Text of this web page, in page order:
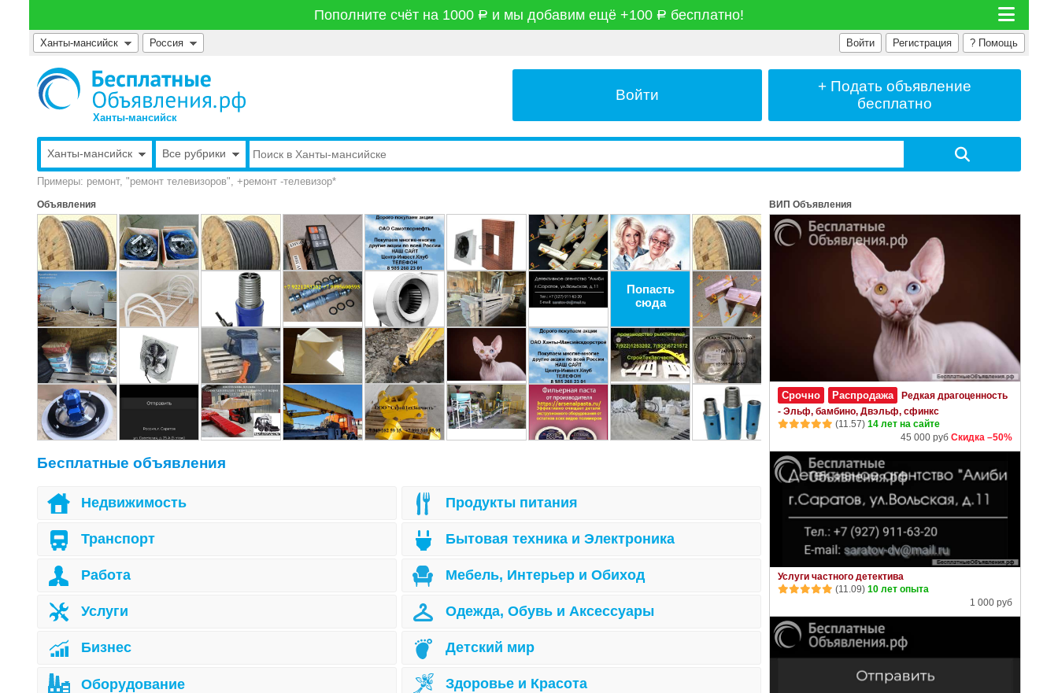
Пополните счёт на 1000 руб и мы добавим ещё +100 руб бесплатно!
Ханты-мансийск Россия ? Помощь
Регистрация
Войти
Ханты-мансийск
Войти
+ Подать объявление
бесплатно
Ханты-мансийск Все рубрики
Примеры: ремонт, "ремонт телевизоров", +ремонт -телевизор*
Объявления
Попасть
сюда
Бесплатные объявления
Недвижимость
Транспорт
Работа
Услуги
Бизнес
Оборудование
Продукты питания
Бытовая техника и Электроника
Мебель, Интерьер и Обиход
Одежда, Обувь и Аксессуары
Детский мир
Здоровье и Красота
ВИП Объявления
Срочно Распродажа
Редкая драгоценность
- Эльф, бамбино, Двэльф, сфинкс
(11.57) 14 лет на сайте
45 000 руб Скидка –50%
Услуги частного детектива
(11.09) 10 лет опыта
1 000 руб